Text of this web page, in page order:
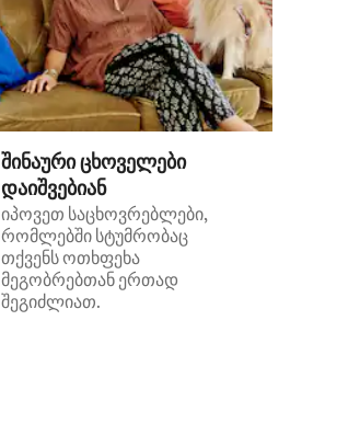
შინაური ცხოველები
დაიშვებიან
იპოვეთ საცხოვრებლები,
რომლებში სტუმრობაც
თქვენს ოთხფეხა
მეგობრებთან ერთად
შეგიძლიათ.